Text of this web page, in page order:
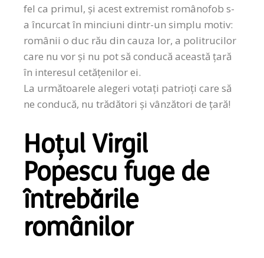
fel ca primul, și acest extremist românofob s-
a încurcat în minciuni dintr-un simplu motiv:
românii o duc rău din cauza lor, a politrucilor
care nu vor și nu pot să conducă această țară
în interesul cetățenilor ei.
La următoarele alegeri votați patrioți care să
ne conducă, nu trădători și vânzători de țară!
Hoțul Virgil
Popescu fuge de
întrebările
românilor